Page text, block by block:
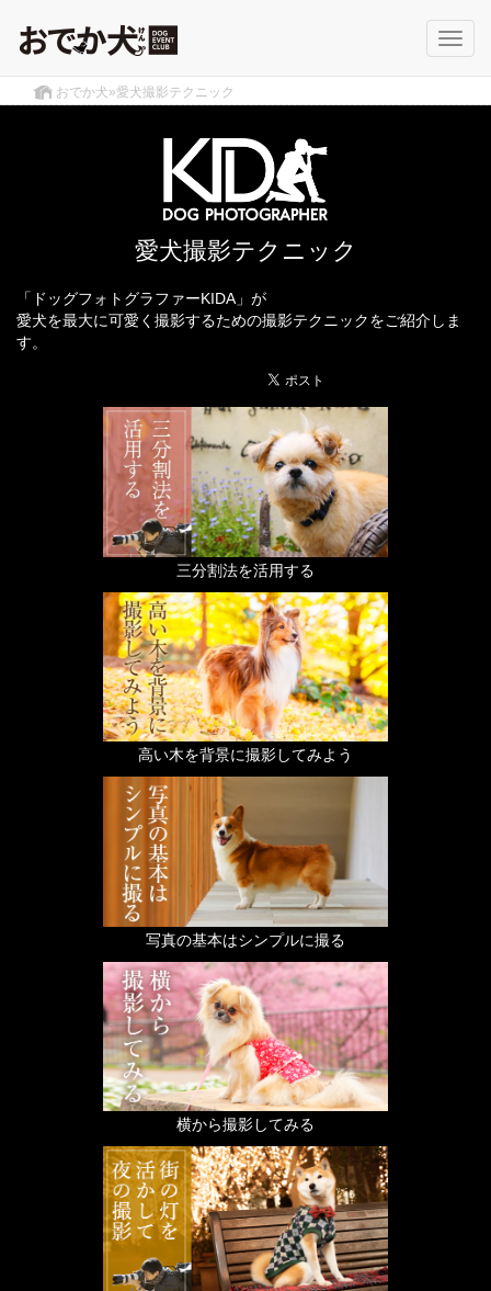
おでか犬»愛犬撮影テクニック
愛犬撮影テクニック
「ドッグフォトグラファーKIDA」が
愛犬を最大に可愛く撮影するための撮影テクニックをご紹介しま
す。
三分割法を活用する
高い木を背景に撮影してみよう
写真の基本はシンプルに撮る
横から撮影してみる